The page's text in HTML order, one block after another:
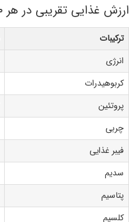
ارزش غذایی تقریبی در هر ۱۰۰ گرم پخته‌شده:
ترکیبات
انرژی
کربوهیدرات
پروتئین
چربی
فیبر غذایی
سدیم
پتاسیم
کلسیم